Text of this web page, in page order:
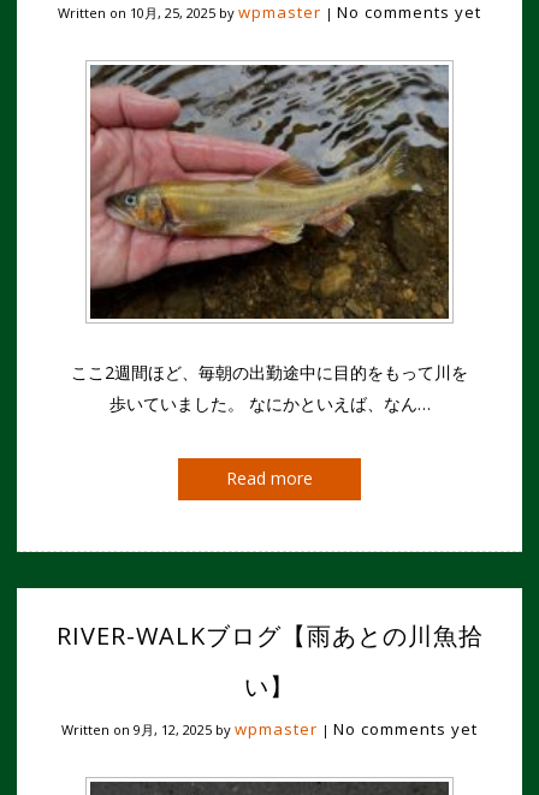
Written on 10月, 25, 2025 by wpmaster | No comments yet
ここ2週間ほど、毎朝の出勤途中に目的をもって川を
歩いていました。 なにかといえば、なん…
Read more
RIVER-WALKブログ【雨あとの川魚拾
い】
Written on 9月, 12, 2025 by wpmaster | No comments yet